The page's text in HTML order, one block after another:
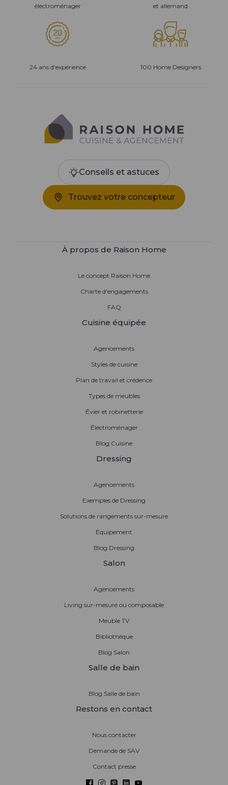
électroménager
et allemand
24 ans d'expérience 100 Home Designers
Conseils et astuces
Trouvez votre concepteur
À propos de Raison Home
Le concept Raison Home
Charte d'engagements
FAQ
Cuisine équipée
Agencements
Styles de cuisine
Plan de travail et crédence
Types de meubles
Évier et robinetterie
Électroménager
Blog Cuisine
Dressing
Agencements
Exemples de Dressing
Solutions de rangements sur-mesure
Équipement
Blog Dressing
Salon
Agencements
Living sur-mesure ou composable
Meuble TV
Bibliothèque
Blog Salon
Salle de bain
Blog Salle de bain
Restons en contact
Nous contacter
Demande de SAV
Contact presse